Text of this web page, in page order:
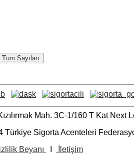
Sayıları
Mah. 3C-1/160 T Kat Next
Türkiye Sigorta Acenteleri
Beyanı İletişim